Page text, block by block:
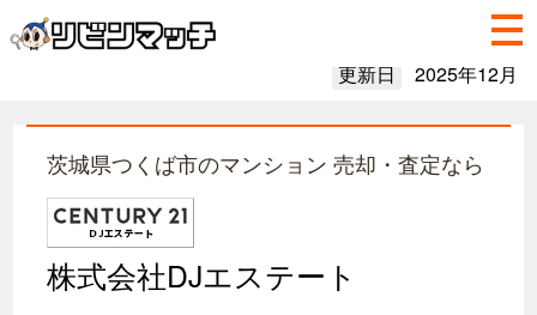
更新日 2025年12月
茨城県つくば市のマンション 売却・査定なら
株式会社DJエステート